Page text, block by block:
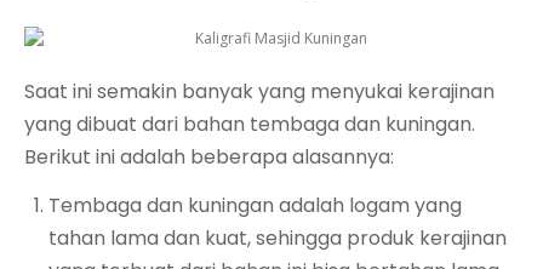
Saat ini semakin banyak yang menyukai kerajinan
yang dibuat dari bahan tembaga dan kuningan.
Berikut ini adalah beberapa alasannya:
Tembaga dan kuningan adalah logam yang
tahan lama dan kuat, sehingga produk kerajinan